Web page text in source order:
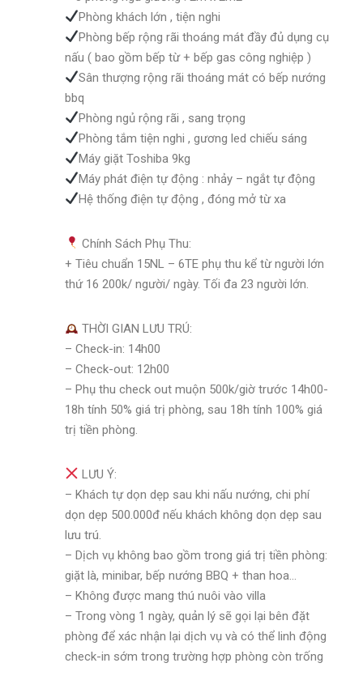
Phòng khách lớn , tiện nghi
Phòng bếp rộng rãi thoáng mát đầy đủ dụng cụ
nấu ( bao gồm bếp từ + bếp gas công nghiệp )
Sân thượng rộng rãi thoáng mát có bếp nướng
bbq
Phòng ngủ rộng rãi , sang trọng
Phòng tắm tiện nghi , gương led chiếu sáng
Máy giặt Toshiba 9kg
Máy phát điện tự động : nhảy – ngắt tự động
Hệ thống điện tự động , đóng mở từ xa
Chính Sách Phụ Thu:
+ Tiêu chuẩn 15NL – 6TE phụ thu kể từ người lớn
thứ 16 200k/ người/ ngày. Tối đa 23 người lớn.
THỜI GIAN LƯU TRÚ:
– Check-in: 14h00
– Check-out: 12h00
– Phụ thu check out muộn 500k/giờ trước 14h00-
18h tính 50% giá trị phòng, sau 18h tính 100% giá
trị tiền phòng.
LƯU Ý:
– Khách tự dọn dẹp sau khi nấu nướng, chi phí
dọn dẹp 500.000đ nếu khách không dọn dẹp sau
lưu trú.
– Dịch vụ không bao gồm trong giá trị tiền phòng:
giặt là, minibar, bếp nướng BBQ + than hoa…
– Không được mang thú nuôi vào villa
– Trong vòng 1 ngày, quản lý sẽ gọi lại bên đặt
phòng để xác nhận lại dịch vụ và có thể linh động
check-in sớm trong trường hợp phòng còn trống